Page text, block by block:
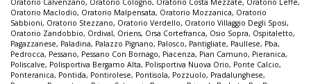
Oratorio Calvenzano, Oratorio Cologno, Oratorio Costa Mezzate, Oratorio Leffe,
Oratorio Maclodio, Oratorio Malpensata, Oratorio Mozzanica, Oratorio
Sabbioni, Oratorio Stezzano, Oratorio Verdello, Oratorio Villaggio Degli Sposi,
Oratorio Zandobbio, Ordival, Oriens, Orsa Cortefranca, Osio Sopra, Ospitaletto,
Pagazzanese, Paladina, Palazzo Pignano, Palosco, Pantigliate, Paullese, Pba,
Pedrocca, Pessano, Pessano Con Bornago, Piacenza, Pian Camuno, Pieranica,
Poliscalve, Polisportiva Bergamo Alta, Polisportiva Nuova Orio, Ponte Calcio,
Ponteranica, Pontida, Pontirolese, Pontisola, Pozzuolo, Pradalunghese,